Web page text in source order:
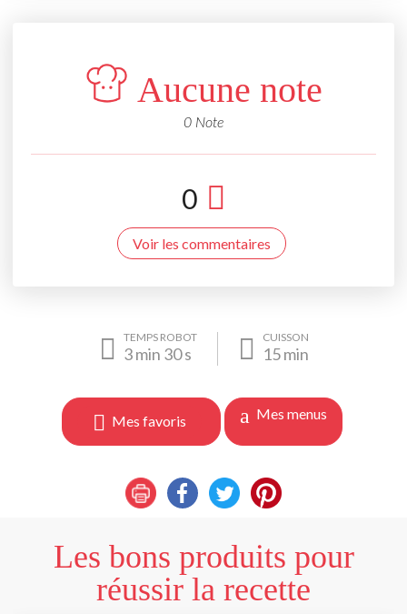
Aucune note
0 Note
0
Voir les commentaires
TEMPS ROBOT
3min 30s
CUISSON
15min
Mes favoris Mes menus
Les bons produits pour
réussir la recette